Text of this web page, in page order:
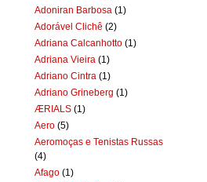
Adoniran Barbosa (1)
Adorável Clichê (2)
Adriana Calcanhotto (1)
Adriana Vieira (1)
Adriano Cintra (1)
Adriano Grineberg (1)
ÆRIALS (1)
Aero (5)
Aeromoças e Tenistas Russas
(4)
Afago (1)